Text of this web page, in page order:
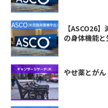
【ASCO26
の身体機能
やせ薬とが